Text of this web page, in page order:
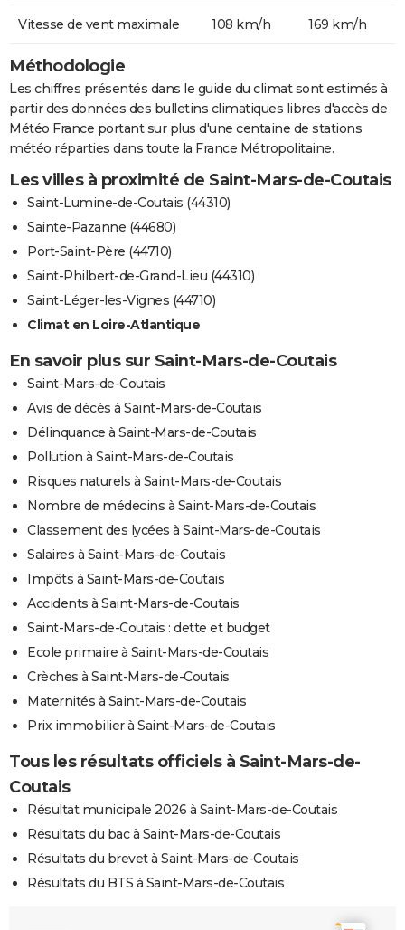
Vitesse de vent maximale 108 km/h 169 km/h
Méthodologie
Les chiffres présentés dans le guide du climat sont estimés à
partir des données des bulletins climatiques libres d'accès de
Météo France portant sur plus d'une centaine de stations
météo réparties dans toute la France Métropolitaine.
Les villes à proximité de Saint-Mars-de-Coutais
Saint-Lumine-de-Coutais (44310)
Sainte-Pazanne (44680)
Port-Saint-Père (44710)
Saint-Philbert-de-Grand-Lieu (44310)
Saint-Léger-les-Vignes (44710)
Climat en Loire-Atlantique
En savoir plus sur Saint-Mars-de-Coutais
Saint-Mars-de-Coutais
Avis de décès à Saint-Mars-de-Coutais
Délinquance à Saint-Mars-de-Coutais
Pollution à Saint-Mars-de-Coutais
Risques naturels à Saint-Mars-de-Coutais
Nombre de médecins à Saint-Mars-de-Coutais
Classement des lycées à Saint-Mars-de-Coutais
Salaires à Saint-Mars-de-Coutais
Impôts à Saint-Mars-de-Coutais
Accidents à Saint-Mars-de-Coutais
Saint-Mars-de-Coutais : dette et budget
Ecole primaire à Saint-Mars-de-Coutais
Crèches à Saint-Mars-de-Coutais
Maternités à Saint-Mars-de-Coutais
Prix immobilier à Saint-Mars-de-Coutais
Tous les résultats officiels à Saint-Mars-de-
Coutais
Résultat municipale 2026 à Saint-Mars-de-Coutais
Résultats du bac à Saint-Mars-de-Coutais
Résultats du brevet à Saint-Mars-de-Coutais
Résultats du BTS à Saint-Mars-de-Coutais